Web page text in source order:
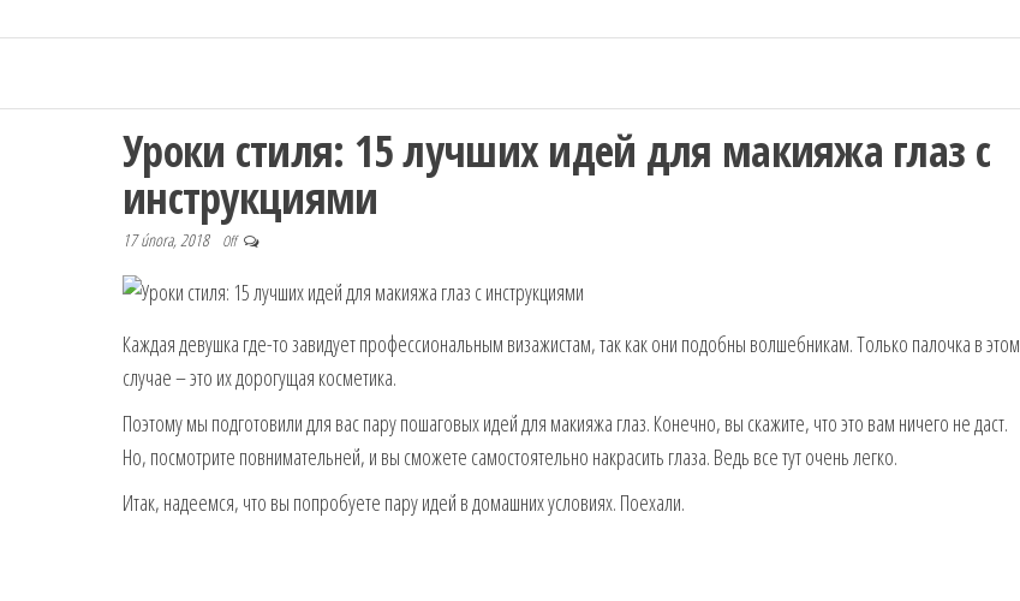
Уроки стиля: 15 лучших идей для макияжа глаз с
инструкциями
17 února, 2018 Off
Каждая девушка где-то завидует профессиональным визажистам, так как они подобны волшебникам. Только палочка в этом
случае – это их дорогущая косметика.
Поэтому мы подготовили для вас пару пошаговых идей для макияжа глаз. Конечно, вы скажите, что это вам ничего не даст.
Но, посмотрите повнимательней, и вы сможете самостоятельно накрасить глаза. Ведь все тут очень легко.
Итак, надеемся, что вы попробуете пару идей в домашних условиях. Поехали.